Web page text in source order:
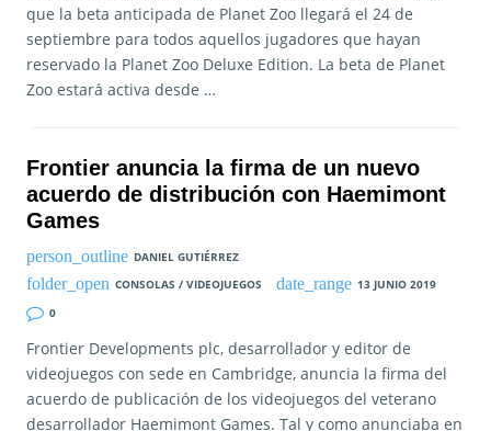
que la beta anticipada de Planet Zoo llegará el 24 de
septiembre para todos aquellos jugadores que hayan
reservado la Planet Zoo Deluxe Edition. La beta de Planet
Zoo estará activa desde …
Frontier anuncia la firma de un nuevo
acuerdo de distribución con Haemimont
Games
DANIEL GUTIÉRREZ
CONSOLAS / VIDEOJUEGOS
13 JUNIO 2019
0
Frontier Developments plc, desarrollador y editor de
videojuegos con sede en Cambridge, anuncia la firma del
acuerdo de publicación de los videojuegos del veterano
desarrollador Haemimont Games. Tal y como anunciaba en